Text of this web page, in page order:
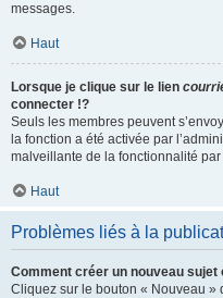
messages.
Haut
Lorsque je clique sur le lien
connecter !?
Seuls les membres peuvent
la fonction a été activée par
malveillante de la fonctionnalité
Haut
Problèmes liés à la
Comment créer un nouveau sujet
Cliquez sur le bouton « Nouveau »